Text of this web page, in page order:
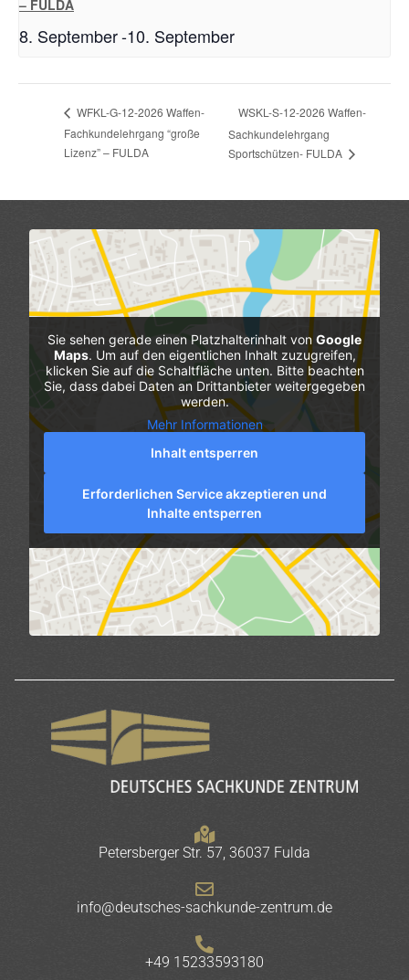
– FULDA
8. September-10. September
WFKL-G-12-2026 Waffen-
Fachkundelehrgang “große
Lizenz” – FULDA
WSKL-S-12-2026 Waffen-
Sachkundelehrgang
Sportschützen- FULDA
Sie sehen gerade einen Platzhalterinhalt von Google
Maps. Um auf den eigentlichen Inhalt zuzugreifen,
klicken Sie auf die Schaltfläche unten. Bitte beachten
Sie, dass dabei Daten an Drittanbieter weitergegeben
werden.
Mehr Informationen
Inhalt entsperren
Erforderlichen Service akzeptieren und
Inhalte entsperren
Petersberger Str. 57, 36037 Fulda
info@deutsches-sachkunde-zentrum.de
+49 15233593180